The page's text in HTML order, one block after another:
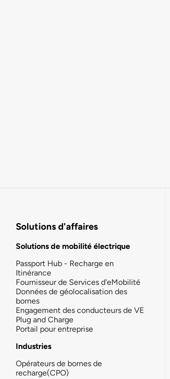
Solutions d'affaires
Solutions de mobilité électrique
Passport Hub - Recharge en
Itinérance
Fournisseur de Services d'eMobilité
Données de géolocalisation des
bornes
Engagement des conducteurs de VE
Plug and Charge
Portail pour entreprise
Industries
Opérateurs de bornes de
recharge(CPO)